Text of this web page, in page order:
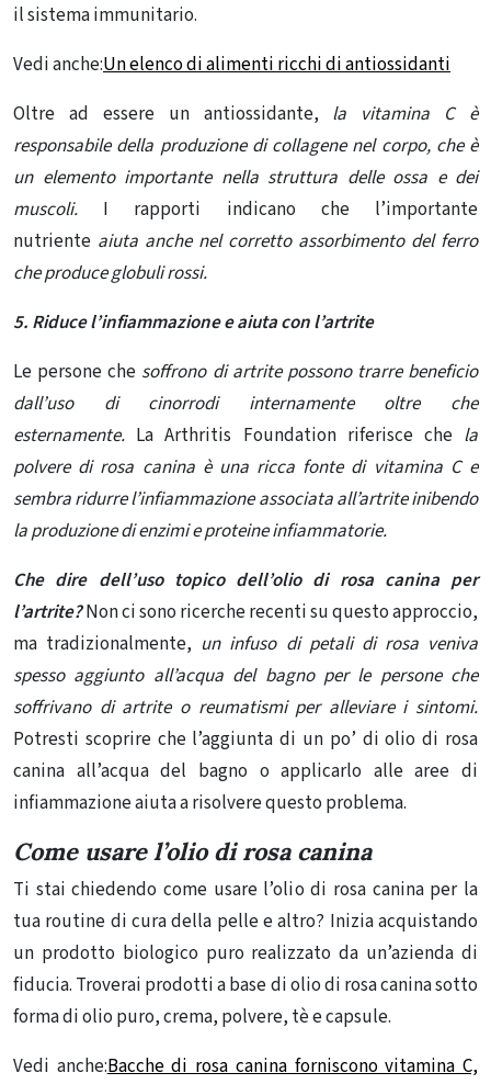
il sistema immunitario.
Vedi anche:Un elenco di alimenti ricchi di antiossidanti
Oltre ad essere un antiossidante, la vitamina C è
responsabile della produzione di collagene nel corpo, che è
un elemento importante nella struttura delle ossa e dei
muscoli. I rapporti indicano che l’importante
nutriente aiuta anche nel corretto assorbimento del ferro
che produce globuli rossi.
5. Riduce l’infiammazione e aiuta con l’artrite
Le persone che soffrono di artrite possono trarre beneficio
dall’uso di cinorrodi internamente oltre che
esternamente. La Arthritis Foundation riferisce chela
polvere di rosa canina è una ricca fonte di vitamina C e
sembra ridurre l’infiammazione associata all’artrite inibendo
la produzione di enzimi e proteine ​​infiammatorie.
Che dire dell’uso topico dell’olio di rosa canina per
l’artrite?Non ci sono ricerche recenti su questo approccio,
ma tradizionalmente, un infuso di petali di rosa veniva
spesso aggiunto all’acqua del bagno per le persone che
soffrivano di artrite o reumatismi per alleviare i sintomi.
Potresti scoprire che l’aggiunta di un po’ di olio di rosa
canina all’acqua del bagno o applicarlo alle aree di
infiammazione aiuta a risolvere questo problema.
Come usare l’olio di rosa canina
Ti stai chiedendo come usare l’olio di rosa canina per la
tua routine di cura della pelle e altro? Inizia acquistando
un prodotto biologico puro realizzato da un’azienda di
fiducia. Troverai prodotti a base di olio di rosa canina sotto
forma di olio puro, crema, polvere, tè e capsule.
Vedi anche:Bacche di rosa canina forniscono vitamina C,